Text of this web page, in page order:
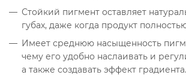
Стойкий пигмент оставляет
губах, даже когда продукт
Имеет среднюю насыщенность
чему его удобно наслаивать и
а также создавать эффект градиента.